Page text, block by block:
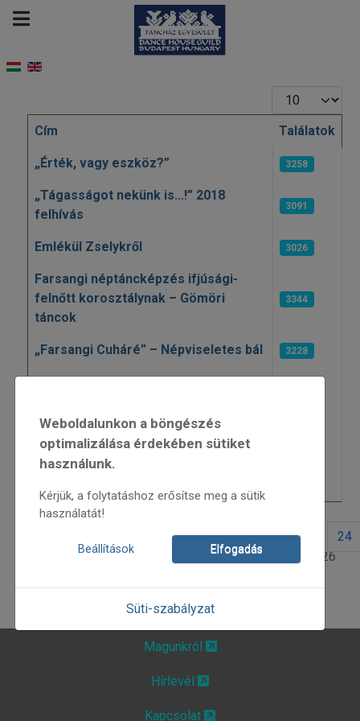
Tételek #
Cikkek
Cím Találatok
„Érték, vagy eszköz?” 3258
„Tágasságot nekünk is...!” 2018
felhívás
3091
Emlékül Zselykről 3026
Farsangi néptáncképzés ifjúsági-
felnőtt korosztálynak – Gömöri
táncok
3344
„Farsangi Cuháré” – Népviseletes bál 3228
Minek nevezzelek… – Tímár Sára
Felhívás népdaléneklési és népi
hangszeres versenyre
26. oldal / 26
19 20 21 22 24
Weboldalunkon a böngészés
optimalizálása érdekében sütiket
használunk.
Kérjük, a folytatáshoz erősítse meg a sütik
használatát!
Beállítások Elfogadás
Süti-szabályzat
Magunkról
Hírlevél
Kapcsolat